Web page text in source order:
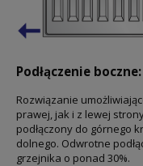
Podłączenie boczne:
Rozwiązanie
prawej, jak i z lewej
podłączony do górnego
dolnego. Odwrotne
grzejnika o ponad 30%.